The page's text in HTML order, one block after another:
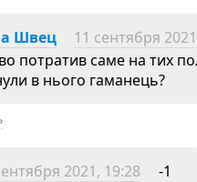
Швец 11 сентября
потратив саме на тих
в нього гаманець?
2021, 19:28
-1